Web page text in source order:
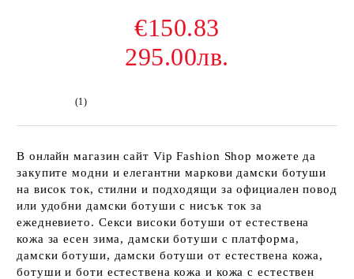
€150.83
295.00лв.
(1)
В онлайн магазин сайт Vip Fashion Shop можете да
закупите модни и елегантни маркови дамски ботуши
на висок ток, стилни и подходящи за официален повод
или удобни дамски ботуши с нисък ток за
ежедневието. Секси високи ботуши от естествена
кожа за есен зима, дамски ботуши с платформа,
дамски ботуши, дамски ботуши от естествена кожа,
ботуши и боти естествена кожа и кожа с естествен